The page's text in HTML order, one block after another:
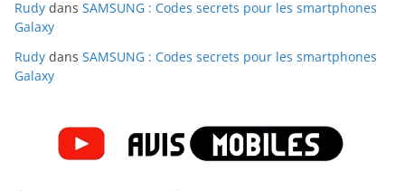
Rudy dans SAMSUNG : Codes secrets pour les smartphones
Galaxy
Rudy dans SAMSUNG : Codes secrets pour les smartphones
Galaxy